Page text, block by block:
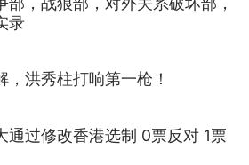
录
，洪秀柱打响第一枪！
通过修改香港选制 0票反对 1票